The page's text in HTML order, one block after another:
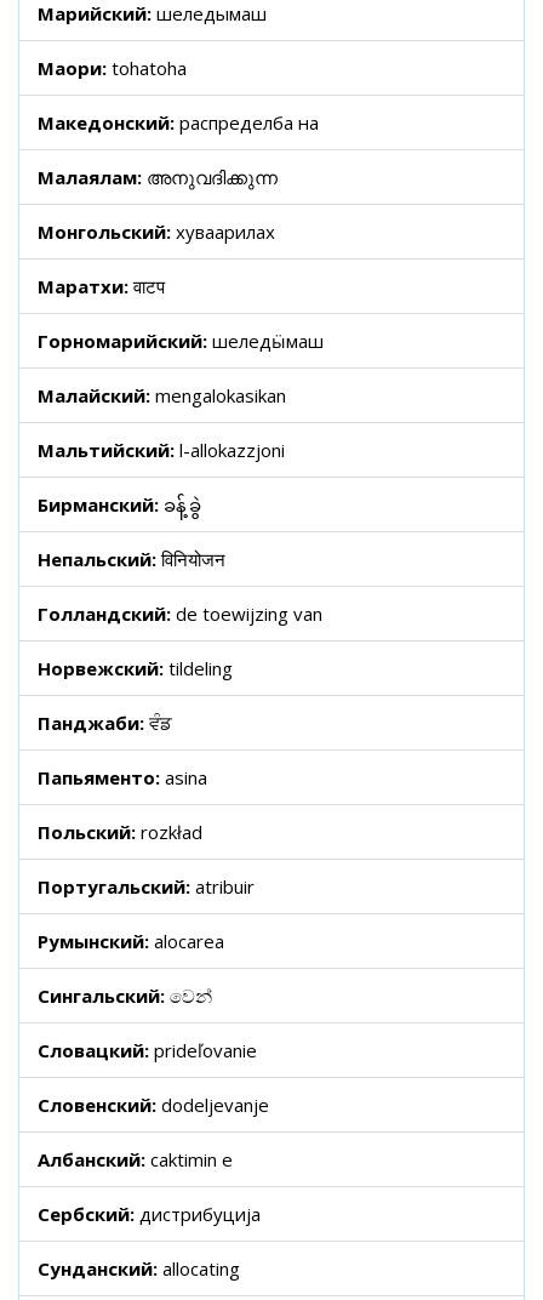
Марийский: шеледымаш
Маори: tohatoha
Македонский: распределба на
Малаялам: അനുവദിക്കുന്ന
Монгольский: хуваарилах
Маратхи:वाटप
Горномарийский: шеледӹмаш
Малайский: mengalokasikan
Мальтийский: l-allokazzjoni
Бирманский: ခန့်ခွဲ
Непальский:विनियोजन
Голландский: de toewijzing van
Норвежский: tildeling
Панджаби: ਵੰਡ
Папьяменто: asina
Польский: rozkład
Португальский: atribuir
Румынский: alocarea
Сингальский: වෙන්
Словацкий: prideľovanie
Словенский: dodeljevanje
Албанский: caktimin e
Сербский: дистрибуција
Сунданский: allocating